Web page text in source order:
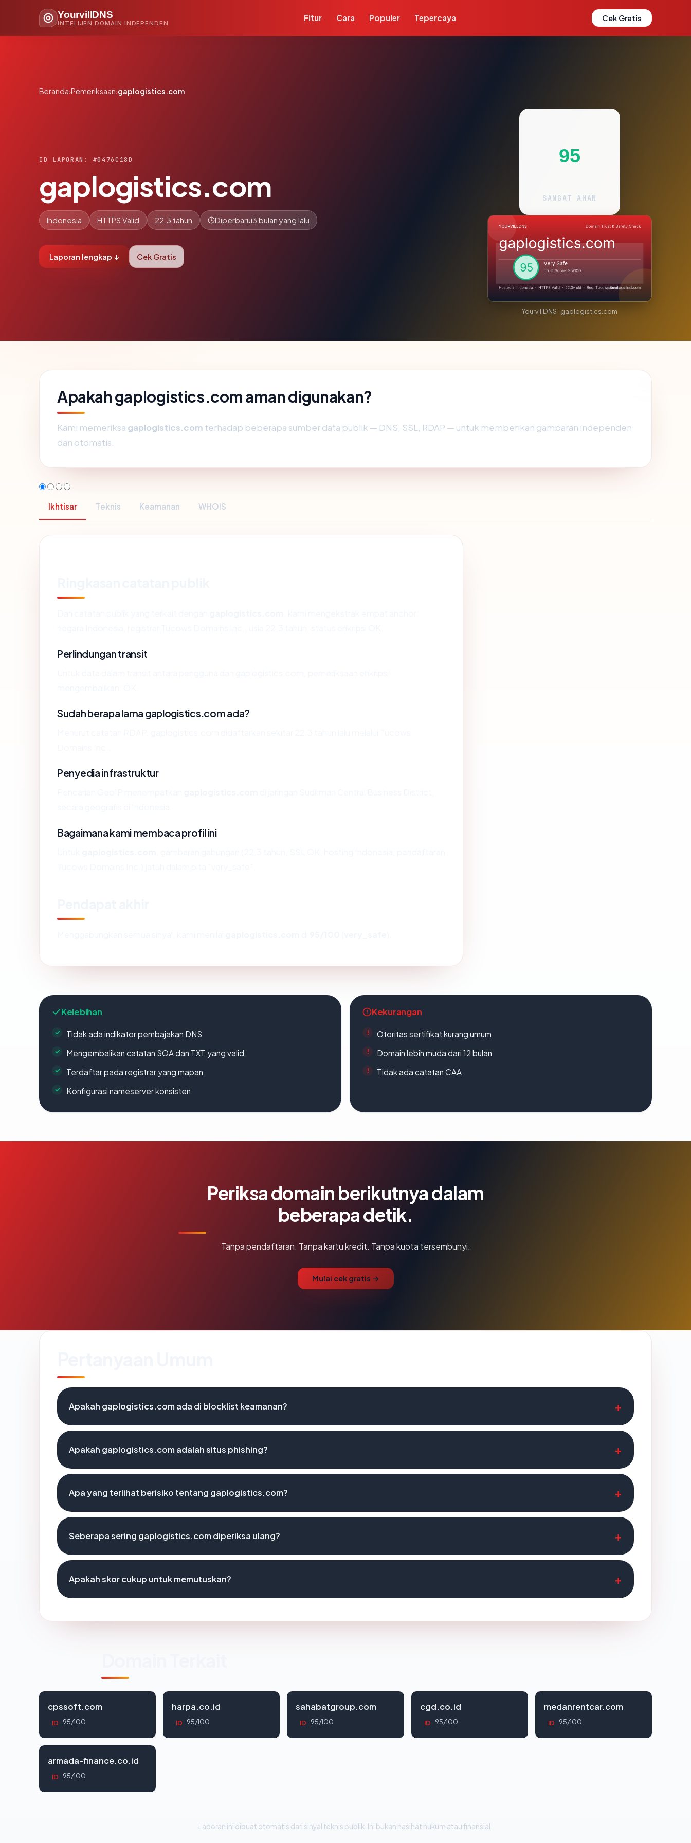
YourvillDNS
INTELIJEN DOMAIN INDEPENDEN
Fitur Cara Populer Tepercaya Cek Gratis
Beranda›Pemeriksaan›gaplogistics.com
ID LAPORAN: #0476C18D
gaplogistics.com
Indonesia HTTPS Valid 22.3 tahun Diperbarui3 bulan yang lalu
Laporan lengkap ↓ Cek Gratis
95
SANGAT AMAN
YourvillDNS · gaplogistics.com
Apakah gaplogistics.com aman digunakan?
Kami memeriksa gaplogistics.com terhadap beberapa sumber data publik — DNS, SSL, RDAP — untuk memberikan gambaran independen
dan otomatis.
Ikhtisar Teknis Keamanan WHOIS
Perlindungan transit
Sudah berapa lama gaplogistics.com ada?
Penyedia infrastruktur
Bagaimana kami membaca profil ini
Kelebihan
Tidak ada indikator pembajakan DNS
Mengembalikan catatan SOA dan TXT yang valid
Terdaftar pada registrar yang mapan
Konfigurasi nameserver konsisten
Kekurangan
Otoritas sertifikat kurang umum
Domain lebih muda dari 12 bulan
Tidak ada catatan CAA
Periksa domain berikutnya dalam
beberapa detik.
Tanpa pendaftaran. Tanpa kartu kredit. Tanpa kuota tersembunyi.
Mulai cek gratis →
Apakah gaplogistics.com ada di blocklist keamanan?
Apakah gaplogistics.com adalah situs phishing?
Apa yang terlihat berisiko tentang gaplogistics.com?
Seberapa sering gaplogistics.com diperiksa ulang?
Apakah skor cukup untuk memutuskan?
cpssoft.com
ID 95/100
harpa.co.id
ID 95/100
sahabatgroup.com
ID 95/100
cgd.co.id
ID 95/100
medanrentcar.com
ID 95/100
armada-finance.co.id
ID 95/100
Laporan ini dibuat otomatis dari sinyal teknis publik. Ini bukan nasihat hukum atau finansial.